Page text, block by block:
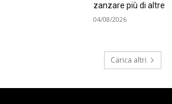
zanzare più di altre
04/08/2026
Carica altri